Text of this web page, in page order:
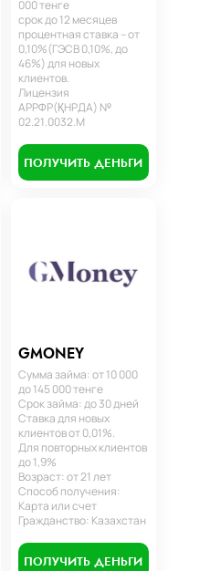
000 тенге
срок до 12 месяцев
процентная ставка – от
0,10%(ГЭСВ 0,10%, до
46%) для новых
клиентов.
Лицензия
АРРФР(ҚНРДА) №
02.21.0032.М
ПОЛУЧИТЬ ДЕНЬГИ
GMONEY
Сумма займа: от 10 000
до 145 000 тенге
Срок займа: до 30 дней
Ставка для новых
клиентов от 0,01%.
Для повторных клиентов
до 1,9%
Возраст: от 21 лет
Способ получения:
Карта или счет
Гражданство: Казахстан
ПОЛУЧИТЬ ДЕНЬГИ